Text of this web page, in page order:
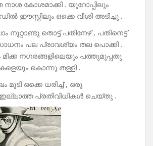
കോശമാക്കി . യൂറോപ്പിലും
ഈസ്റ്റിലും ഒക്കെ വീശി അടിച്ചു .
നൂറ്റാണ്ടു തൊട്ട് പതിനേഴ്‌ , പതിനെട്ട്
പല പ്രാവശ്യം തല പൊക്കി .
നഗരങ്ങളിലെയും പത്തുമുപ്പതു
കൊന്നു തള്ളി .
മൂടി ഒക്കെ ധരിച്ച് , ഒരു
പ്രതിവിധികൾ ചെയ്‌തു .